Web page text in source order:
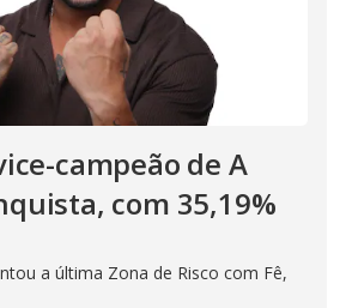
campeão de A
com 35,19%
a última Zona de Risco com Fê,